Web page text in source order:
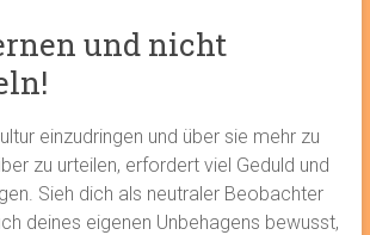
und nicht
einzudringen und über sie mehr zu
zu urteilen, erfordert viel Geduld und
Sieh dich als neutraler Beobachter
deines eigenen Unbehagens bewusst,